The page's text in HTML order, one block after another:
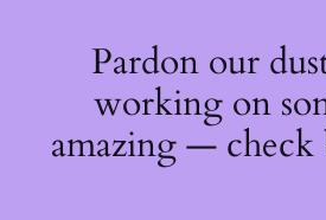
Pardon our
working on
amazing — check